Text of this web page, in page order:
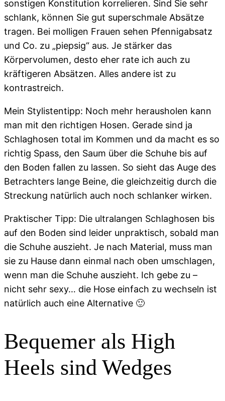
sonstigen Konstitution korrelieren. Sind Sie sehr
schlank, können Sie gut superschmale Absätze
tragen. Bei molligen Frauen sehen Pfennigabsatz
und Co. zu „piepsig“ aus. Je stärker das
Körpervolumen, desto eher rate ich auch zu
kräftigeren Absätzen. Alles andere ist zu
kontrastreich.
Mein Stylistentipp: Noch mehr herausholen kann
man mit den richtigen Hosen. Gerade sind ja
Schlaghosen total im Kommen und da macht es so
richtig Spass, den Saum über die Schuhe bis auf
den Boden fallen zu lassen. So sieht das Auge des
Betrachters lange Beine, die gleichzeitig durch die
Streckung natürlich auch noch schlanker wirken.
Praktischer Tipp: Die ultralangen Schlaghosen bis
auf den Boden sind leider unpraktisch, sobald man
die Schuhe auszieht. Je nach Material, muss man
sie zu Hause dann einmal nach oben umschlagen,
wenn man die Schuhe auszieht. Ich gebe zu –
nicht sehr sexy… die Hose einfach zu wechseln ist
natürlich auch eine Alternative 🙂
Bequemer als High
Heels sind Wedges